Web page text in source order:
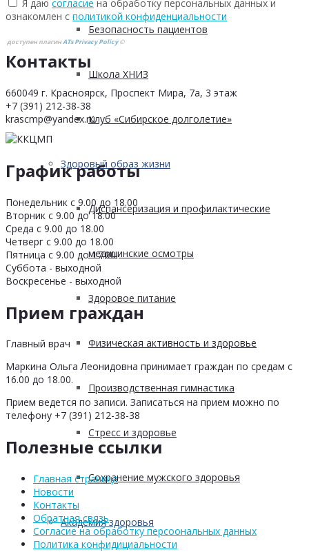
Безопасность пациентов
Школа ХНИЗ
Клуб «Сибирское долголетие»
Здоровый образ жизни
Диспансеризация и профилактические
медицинские осмотры
Здоровое питание
Физическая активность и здоровье
Производственная гимнастика
Стресс и здоровье
Сохранение мужского здоровья
Академия здоровья
Я даю согласие на обработку персональных данных и
ознакомлен с политикой конфиденциальности
доступен плагинATs Privacy Policy©
Контакты
660049 г. Красноярск, Проспект Мира, 7а, 3 этаж
+7 (391) 212-38-38
krascmp@yandex.ru
График работы
Понедельник с 9.00 до 18.00
Вторник с 9.00 до 18.00
Среда с 9.00 до 18.00
Четверг с 9.00 до 18.00
Пятница с 9.00 до 17.00
Суббота - выходной
Воскресенье - выходной
Прием граждан
Главный врач
Маркина Ольга Леонидовна принимает граждан по средам с
16.00 до 18.00.
Прием ведется по записи. Записаться на прием можно по
телефону +7 (391) 212-38-38
Полезные ссылки
Главная страница
Новости
Контакты
Обратная связь
Согласие на обработку персоональных данных
Политика конфидициальности